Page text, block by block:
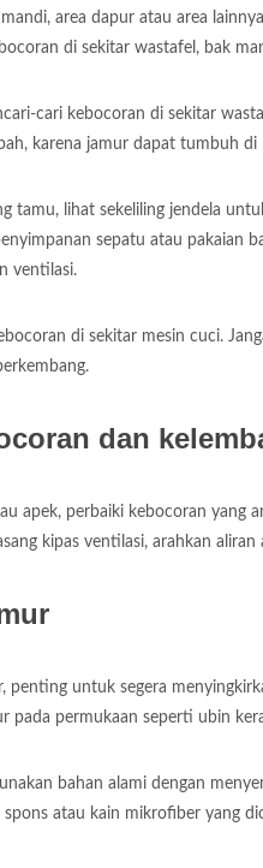
area dapur atau area
di sekitar wastafel, bak
cari kebocoran di sekitar
karena jamur dapat tumbuh
tamu, lihat sekeliling jendela
sepatu atau pakaian
ventilasi.
di sekitar mesin cuci.
dan
apek, perbaiki kebocoran yang
kipas ventilasi, arahkan
penting untuk segera
pada permukaan seperti ubin
bahan alami dengan
spons atau kain mikrofiber yang